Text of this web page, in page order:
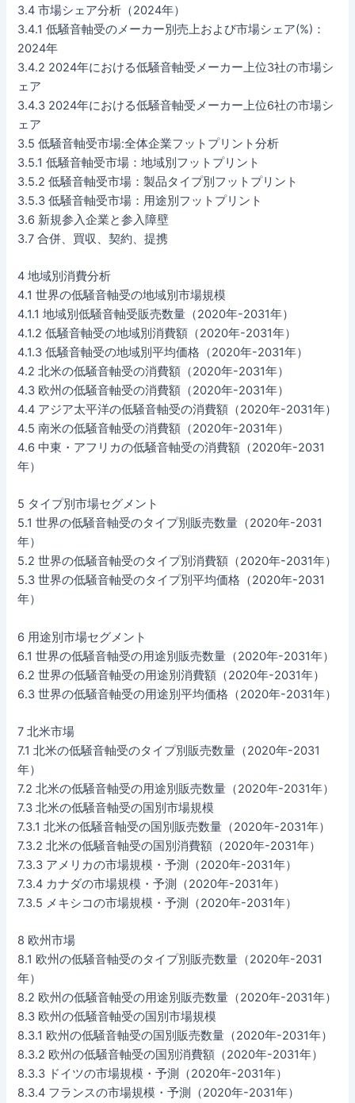
3.4 市場シェア分析（2024年）
3.4.1 低騒音軸受のメーカー別売上および市場シェア(%)：
2024年
3.4.2 2024年における低騒音軸受メーカー上位3社の市場シ
ェア
3.4.3 2024年における低騒音軸受メーカー上位6社の市場シ
ェア
3.5 低騒音軸受市場:全体企業フットプリント分析
3.5.1 低騒音軸受市場：地域別フットプリント
3.5.2 低騒音軸受市場：製品タイプ別フットプリント
3.5.3 低騒音軸受市場：用途別フットプリント
3.6 新規参入企業と参入障壁
3.7 合併、買収、契約、提携
4 地域別消費分析
4.1 世界の低騒音軸受の地域別市場規模
4.1.1 地域別低騒音軸受販売数量（2020年-2031年）
4.1.2 低騒音軸受の地域別消費額（2020年-2031年）
4.1.3 低騒音軸受の地域別平均価格（2020年-2031年）
4.2 北米の低騒音軸受の消費額（2020年-2031年）
4.3 欧州の低騒音軸受の消費額（2020年-2031年）
4.4 アジア太平洋の低騒音軸受の消費額（2020年-2031年）
4.5 南米の低騒音軸受の消費額（2020年-2031年）
4.6 中東・アフリカの低騒音軸受の消費額（2020年-2031
年）
5 タイプ別市場セグメント
5.1 世界の低騒音軸受のタイプ別販売数量（2020年-2031
年）
5.2 世界の低騒音軸受のタイプ別消費額（2020年-2031年）
5.3 世界の低騒音軸受のタイプ別平均価格（2020年-2031
年）
6 用途別市場セグメント
6.1 世界の低騒音軸受の用途別販売数量（2020年-2031年）
6.2 世界の低騒音軸受の用途別消費額（2020年-2031年）
6.3 世界の低騒音軸受の用途別平均価格（2020年-2031年）
7 北米市場
7.1 北米の低騒音軸受のタイプ別販売数量（2020年-2031
年）
7.2 北米の低騒音軸受の用途別販売数量（2020年-2031年）
7.3 北米の低騒音軸受の国別市場規模
7.3.1 北米の低騒音軸受の国別販売数量（2020年-2031年）
7.3.2 北米の低騒音軸受の国別消費額（2020年-2031年）
7.3.3 アメリカの市場規模・予測（2020年-2031年）
7.3.4 カナダの市場規模・予測（2020年-2031年）
7.3.5 メキシコの市場規模・予測（2020年-2031年）
8 欧州市場
8.1 欧州の低騒音軸受のタイプ別販売数量（2020年-2031
年）
8.2 欧州の低騒音軸受の用途別販売数量（2020年-2031年）
8.3 欧州の低騒音軸受の国別市場規模
8.3.1 欧州の低騒音軸受の国別販売数量（2020年-2031年）
8.3.2 欧州の低騒音軸受の国別消費額（2020年-2031年）
8.3.3 ドイツの市場規模・予測（2020年-2031年）
8.3.4 フランスの市場規模・予測（2020年-2031年）